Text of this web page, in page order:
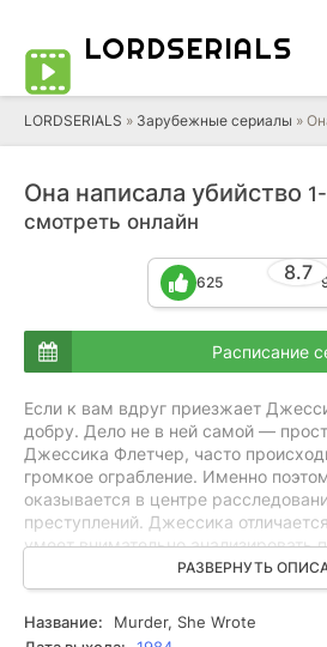
LORDSERIALS
LORDSERIALS » Зарубежные сериалы »
Она написала убийство
смотреть онлайн
8.7
625
Расписание
Если к вам вдруг приезжает
добру. Дело не в ней самой —
Джессика Флетчер, часто
громкое ограбление. Именно
оказывается в центре
преступлений. Джессика
умеет внимательно анализировать
рассуждая о мотивах преступника.
преступник нередко возвращается
преступления, и использует это в
Помимо этого, Джессика пишет
РАЗВЕРНУТЬ
Название:
Murder, She Wrote